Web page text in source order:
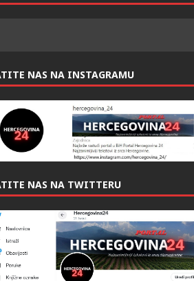
NAS NA INSTAGRAMU
NAS NA TWITTERU